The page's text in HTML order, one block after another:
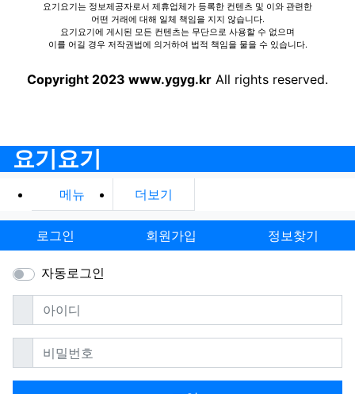
요기요기는 정보제공자로서 제휴업체가 등록한 컨텐츠 및 이와 관련한
어떤 거래에 대해 일체 책임을 지지 않습니다.
요기요기에 게시된 모든 컨텐츠는 무단으로 사용할 수 없으며
이를 어길 경우 저작권법에 의거하여 법적 책임을 물을 수 있습니다.
Copyright 2023 www.ygyg.kr All rights reserved.
요기요기
메뉴 더보기
로그인 회원가입 정보찾기
자동로그인
아이디필수
비밀번호필수